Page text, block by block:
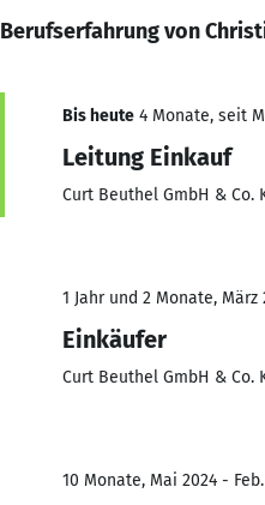
Berufserfahrung von
Bis heute 4 Monate, seit
Leitung Einkauf
Curt Beuthel GmbH & Co.
1 Jahr und 2 Monate, März
Einkäufer
Curt Beuthel GmbH & Co.
10 Monate, Mai 2024 -